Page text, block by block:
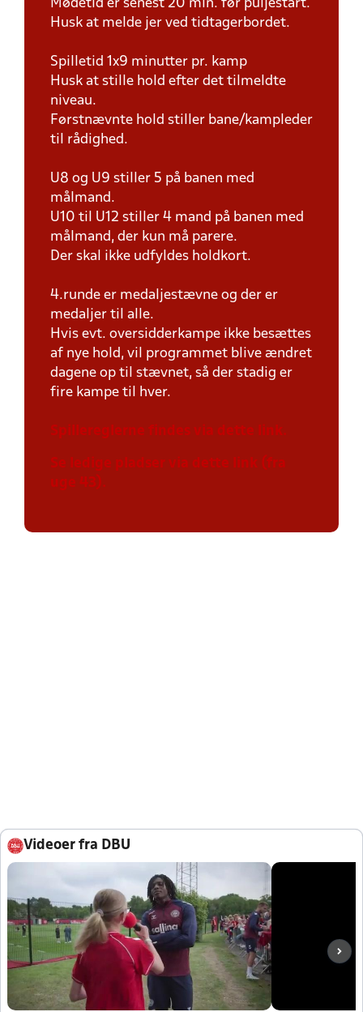
Mødetid er senest 20 min. før puljestart.
Husk at melde jer ved tidtagerbordet.
Spilletid 1x9 minutter pr. kamp
Husk at stille hold efter det tilmeldte
niveau.
Førstnævnte hold stiller bane/kampleder
til rådighed.
U8 og U9 stiller 5 på banen med
målmand.
U10 til U12 stiller 4 mand på banen med
målmand, der kun må parere.
Der skal ikke udfyldes holdkort.
4.runde er medaljestævne og der er
medaljer til alle.
Hvis evt. oversidderkampe ikke besættes
af nye hold, vil programmet blive ændret
dagene op til stævnet, så der stadig er
fire kampe til hver.
Spillereglerne findes via dette link.
Se ledige pladser via dette link (fra
uge 43).
Videoer fra DBU